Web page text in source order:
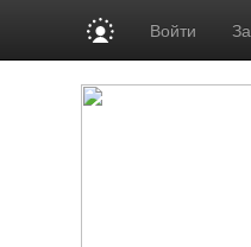
Войти